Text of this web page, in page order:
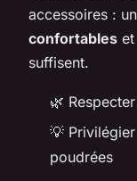
accessoires : un
confortables
suffisent.
🌿
💡
poudrées